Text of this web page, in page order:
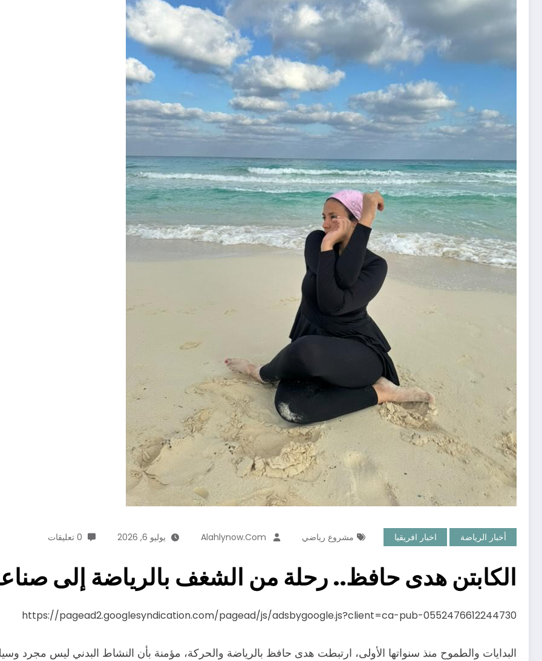
أخبار الرياضة اخبار افريقيا مشروع رياضي Alahlynow.com يوليو 6, 2026 0 تعليقات
الكابتن هدى حافظ.. رحلة من الشغف بالرياضة إلى صناعة
https://pagead2.googlesyndication.com/pagead/js/adsbygoogle.js?client=ca-pub-0552476612244730
البدايات والطموح منذ سنواتها الأولى، ارتبطت هدى حافظ بالرياضة والحركة، مؤمنة بأن النشاط البدني ليس